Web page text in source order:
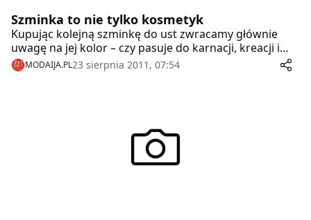
Szminka to nie tylko kosmetyk
Kupując kolejną szminkę do ust zwracamy głównie
uwagę na jej kolor – czy pasuje do karnacji, kreacji i
trendów. Faktem jest, że odpowiednio dobrana
szminka znakomicie podkreśli urodę, strój, nada
usta. Szminka jest też najczęściej spotykanym
drobiazgiem w damskiej torebce, nawet tej
MODAIJA.PL23 sierpnia 2011, 07:54